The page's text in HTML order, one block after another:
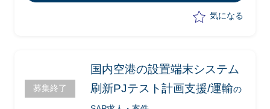
気になる
募集終了
国内空港の設置端末システム
刷新PJテスト計画支援/運輸の